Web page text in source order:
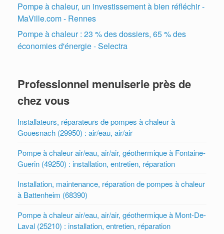
Pompe à chaleur, un investissement à bien réfléchir -
MaVille.com - Rennes
Pompe à chaleur : 23 % des dossiers, 65 % des
économies d'énergie - Selectra
Professionnel menuiserie près de
chez vous
Installateurs, réparateurs de pompes à chaleur à
Gouesnach (29950) : air/eau, air/air
Pompe à chaleur air/eau, air/air, géothermique à Fontaine-
Guerin (49250) : installation, entretien, réparation
Installation, maintenance, réparation de pompes à chaleur
à Battenheim (68390)
Pompe à chaleur air/eau, air/air, géothermique à Mont-De-
Laval (25210) : installation, entretien, réparation